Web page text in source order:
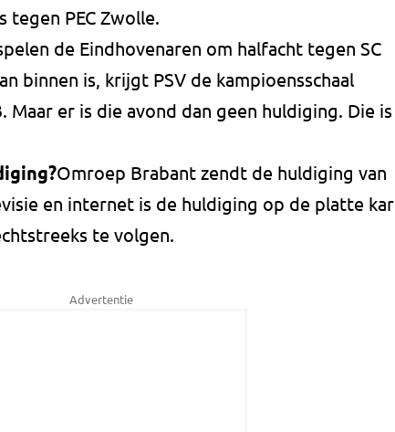
PEC Zwolle.
de Eindhovenaren om halfacht tegen SC
binnen is, krijgt PSV de kampioensschaal
Maar er is die avond dan geen huldiging. Die is
Omroep Brabant zendt de huldiging van
en internet is de huldiging op de platte kar
te volgen.
Advertentie